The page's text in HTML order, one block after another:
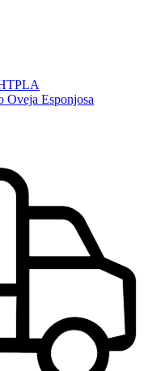
Oveja Esponjosa